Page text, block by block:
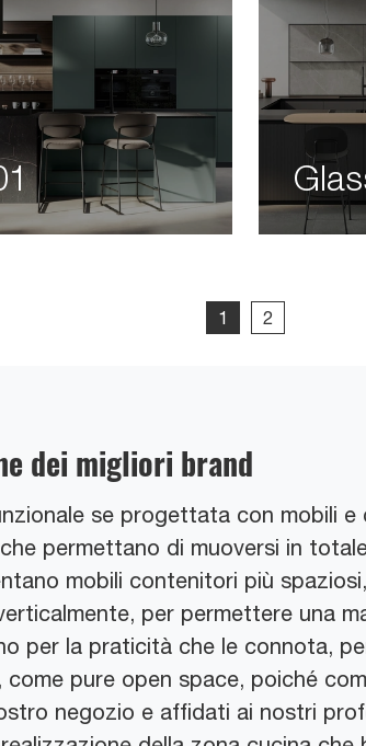
1 2
dei migliori brand
se progettata con mobili e
che permettano di muoversi in
mobili contenitori più
per permettere una
per la praticità che le connota,
pure open space, poiché
negozio e affidati ai nostri